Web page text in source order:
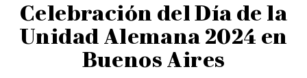
Celebración del Día de la
Unidad Alemana 2024 en
Buenos Aires